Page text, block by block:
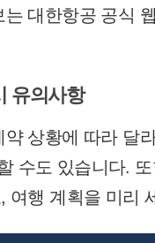
대한항공 공식
유의사항
상황에 따라 달
수도 있습니다.
여행 계획을 미리